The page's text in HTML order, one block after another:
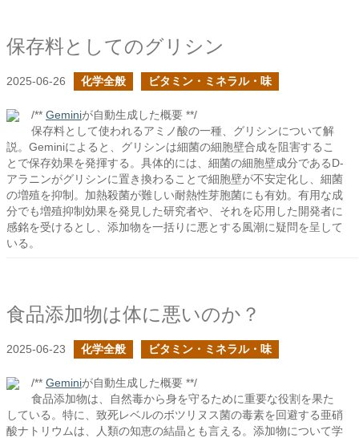
保存料としてのグリシン
2025-06-26 化学全般 ビタミン・ミネラル・味
/** Geminiが自動生成した概要 **/
保存料として使われるアミノ酸の一種、グリシンについて解
説。Geminiによると、グリシンは細菌の細胞壁合成を阻害するこ
とで保存効果を発揮する。具体的には、細菌の細胞壁成分であるD-
アラニンがグリシンに置き換わることで細胞壁が不安定化し、細菌
の増殖を抑制。加熱殺菌が難しい耐熱性芽胞菌にも有効。有用な成
分でも増殖抑制効果を発見した研究者や、それを応用した開発者に
感銘を受けるとし、添加物を一括りに悪とする風潮に疑問を呈して
いる。
食品添加物は体に悪いのか？
2025-06-23 化学全般 ビタミン・ミネラル・味
/** Geminiが自動生成した概要 **/
食品添加物は、自然毒から身を守るために重要な役割を果た
している。特に、致死レベルのボツリヌス菌の毒素を回避する亜硝
酸ナトリウムは、人類の知恵の結晶とも言える。添加物について学